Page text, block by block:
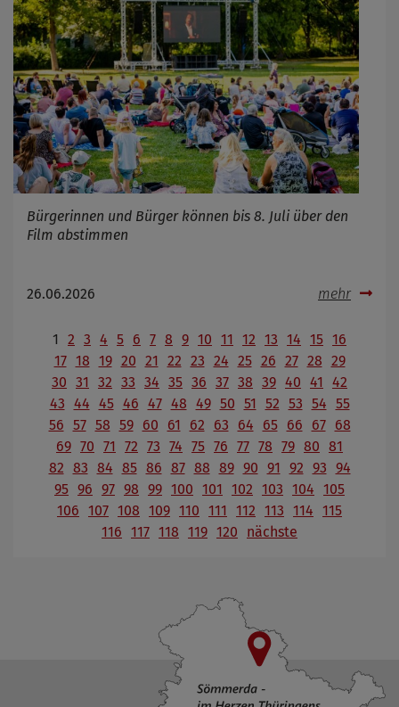
Bürgerinnen und Bürger können bis 8. Juli über den
Film abstimmen
26.06.2026 mehr
1 2 3 4 5 6 7 8 9 10 11 12 13 14 15 16
17 18 19 20 21 22 23 24 25 26 27 28 29
30 31 32 33 34 35 36 37 38 39 40 41
42
43 44 45 46 47 48 49 50 51 52 53 54 55
56 57 58 59 60 61 62 63 64 65 66 67
68
69 70 71 72 73 74 75 76 77 78 79 80 81
82 83 84 85 86 87 88 89 90 91 92 93 94
95 96 97 98 99 100 101 102 103 104 105
106 107 108 109 110 111 112 113 114 115
116 117 118 119 120 nächste